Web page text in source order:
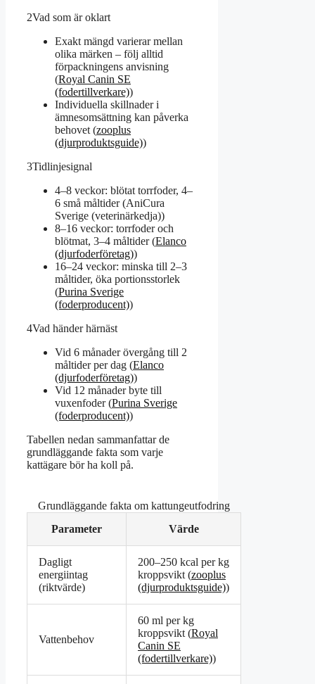
2Vad som är oklart
Exakt mängd varierar mellan
olika märken – följ alltid
förpackningens anvisning
(Royal Canin SE
(fodertillverkare))
Individuella skillnader i
ämnesomsättning kan påverka
behovet (zooplus
(djurproduktsguide))
3Tidlinjesignal
4–8 veckor: blötat torrfoder, 4–
6 små måltider (AniCura
Sverige (veterinärkedja))
8–16 veckor: torrfoder och
blötmat, 3–4 måltider (Elanco
(djurfoderföretag))
16–24 veckor: minska till 2–3
måltider, öka portionsstorlek
(Purina Sverige
(foderproducent))
4Vad händer härnäst
Vid 6 månader övergång till 2
måltider per dag (Elanco
(djurfoderföretag))
Vid 12 månader byte till
vuxenfoder (Purina Sverige
(foderproducent))
Tabellen nedan sammanfattar de
grundläggande fakta som varje
kattägare bör ha koll på.
Grundläggande fakta om kattungeutfodring
Parameter
Värde
Dagligt
energiintag
(riktvärde)
200–250 kcal per kg
kroppsvikt (zooplus
(djurproduktsguide))
Vattenbehov
60 ml per kg
kroppsvikt (Royal
Canin SE
(fodertillverkare))